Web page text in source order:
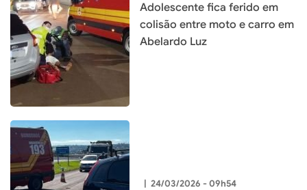
Adolescente fica ferido em
colisão entre moto e carro em
Abelardo Luz
| 24/03/2026 - 09h54